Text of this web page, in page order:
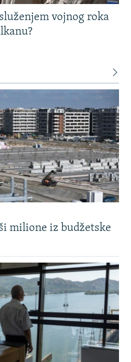
vojnog roka
milione iz budžetske